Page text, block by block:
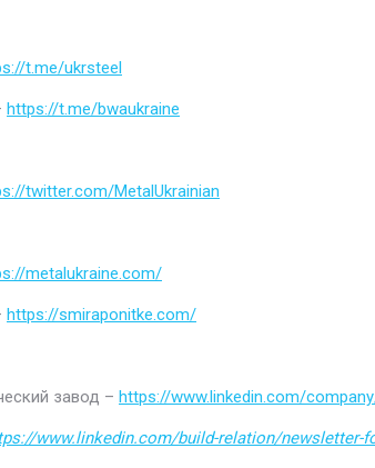
t.me/ukrsteel
https://t.me/bwaukraine
twitter.com/MetalUkrainian
metalukraine.com/
https://smiraponitke.com/
завод – https://www.linkedin.com/
www.linkedin.com/build-relation/newsletter-